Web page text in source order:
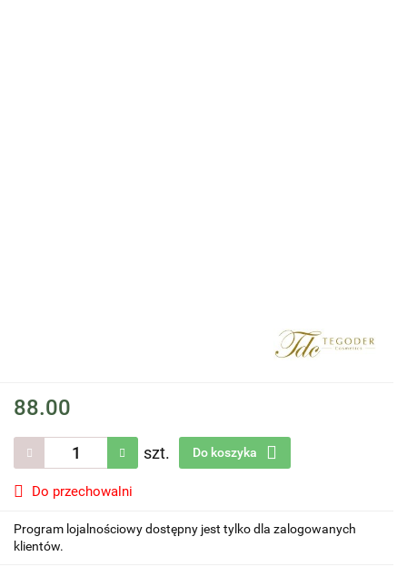
88.00
szt. Do koszyka
Do przechowalni
Program lojalnościowy dostępny jest tylko dla zalogowanych
klientów.